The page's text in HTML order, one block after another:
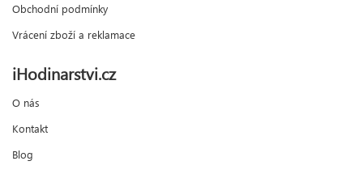
Obchodní podmínky
Vrácení zboží a reklamace
iHodinarstvi.cz
O nás
Kontakt
Blog